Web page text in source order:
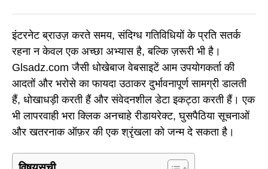
इंटरनेट ब्राउज़ करते समय, संदिग्ध गतिविधियों के प्रति सतर्क
रहना न केवल एक अच्छा अभ्यास है, बल्कि ज़रूरी भी है।
Glsadz.com जैसी धोखेबाज वेबसाइटें आम उपयोगकर्ता की
आदतों और भरोसे का फायदा उठाकर दुर्भावनापूर्ण सामग्री डालती
हैं, धोखाधड़ी करती हैं और संवेदनशील डेटा इकट्ठा करती हैं। एक
भी लापरवाही भरा क्लिक अनचाहे रीडायरेक्ट, घुसपैठिया सूचनाओं
और खतरनाक ऑफ़र की एक श्रृंखला को जन्म दे सकता है।